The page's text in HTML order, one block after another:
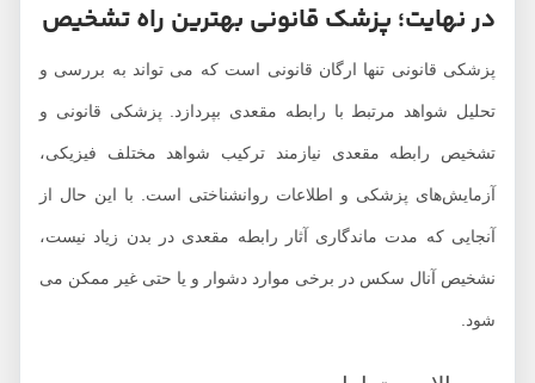
در نهایت؛ پزشک قانونی بهترین راه تشخیص
پزشکی قانونی تنها ارگان قانونی است که می تواند به بررسی و
تحلیل شواهد مرتبط با رابطه مقعدی بپردازد. پزشکی قانونی و
تشخیص رابطه مقعدی نیازمند ترکیب شواهد مختلف فیزیکی،
آزمایش‌های پزشکی و اطلاعات روانشناختی است. با این حال از
آنجایی که مدت ماندگاری آثار رابطه مقعدی در بدن زیاد نیست،
نشخیص آنال سکس در برخی موارد دشوار و یا حتی غیر ممکن می